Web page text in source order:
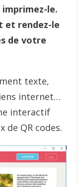
le.
et rendez-le
de votre
texte,
internet…
interactif
de QR codes.